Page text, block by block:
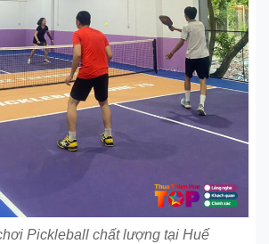
Pickleball chất lượng tại Huế